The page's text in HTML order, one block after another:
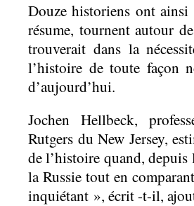
Douze historiens ont
résume, tournent autour
trouverait dans la
l’histoire de toute façon
d’aujourd’hui.
Jochen Hellbeck,
Rutgers du New Jersey,
de l’histoire quand,
la Russie tout en
inquiétant », écrit -t-il,